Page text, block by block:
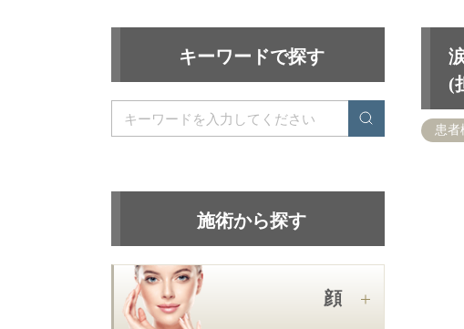
キーワードで探す
施術から探す
顔
(
患者